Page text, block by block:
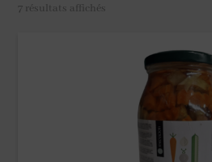
7 résultats affichés